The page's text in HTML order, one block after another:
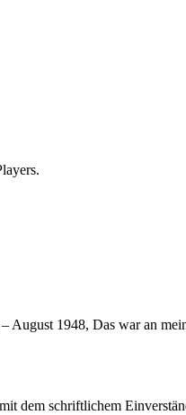
August 1948, Das war an
dem schriftlichem